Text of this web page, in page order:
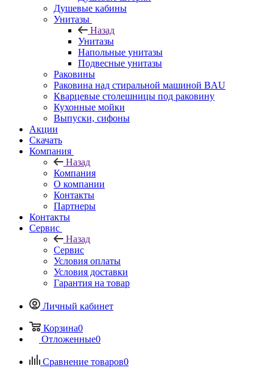
Душевые кабины
Унитазы
Назад
Унитазы
Напольные унитазы
Подвесные унитазы
Раковины
Раковина над стиральной машиной BAU
Кварцевые столешницы под раковину
Кухонные мойки
Выпуски, сифоны
Акции
Скачать
Компания
Назад
Компания
О компании
Контакты
Партнеры
Контакты
Сервис
Назад
Сервис
Условия оплаты
Условия доставки
Гарантия на товар
Личный кабинет
Корзина0
Отложенные0
Сравнение товаров0